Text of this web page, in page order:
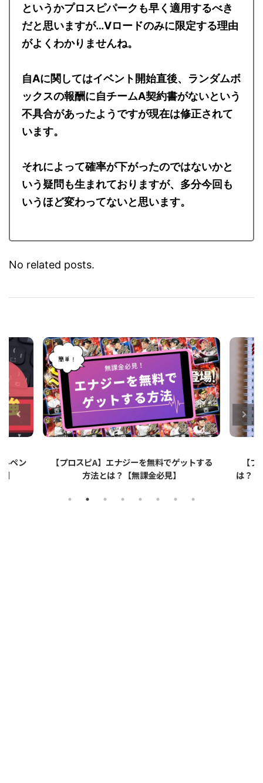
というかプロスピパークも早く適用するべき
だと思いますが…Vロードのみに限定する理由
自Aに関してはイベント開始直後、ランダムボ
ックスの報酬に自チームA契約書がないという
不具合があったようですが現在は修正されて
それによって確率が下がったのではないかと
いう疑問も生まれておりますが、多分今回も
する
【プロスピA】ペーパーライクフィルムと
【プ